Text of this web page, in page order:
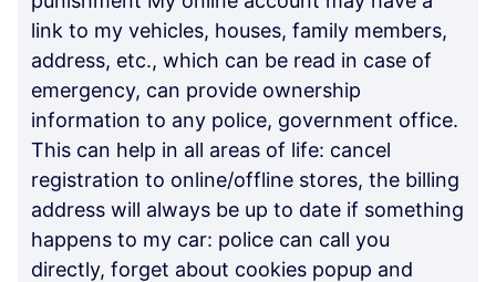
link to my vehicles, houses, family members,
address, etc., which can be read in case of
emergency, can provide ownership
information to any police, government office.
This can help in all areas of life: cancel
registration to online/offline stores, the billing
address will always be up to date if something
happens to my car: police can call you
directly, forget about cookies popup and